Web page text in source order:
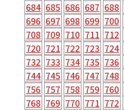
684 685 686 687 688
696 697 698 699 700
708 709 710 711 712
720 721 722 723 724
732 733 734 735 736
744 745 746 747 748
756 757 758 759 760
768 769 770 771 772